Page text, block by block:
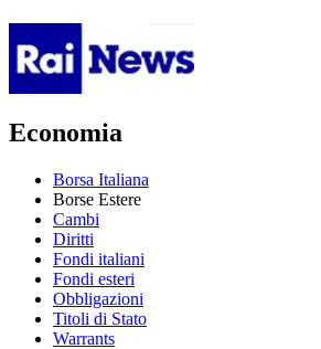
Economia
Borsa Italiana
Borse Estere
Cambi
Diritti
Fondi italiani
Fondi esteri
Obbligazioni
Titoli di Stato
Warrants